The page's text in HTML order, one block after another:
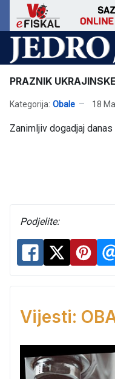
PRAZNIK
Kategorija: Obale 18
Zanimljiv dogadjaj
Podjelite:
Vijesti: